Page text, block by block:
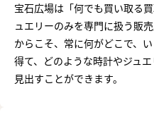
宝石広場は「何でも買い取る
ュエリーのみを専門に扱う販
からこそ、常に何がどこで、
得て、どのような時計やジュ
見出すことができます。